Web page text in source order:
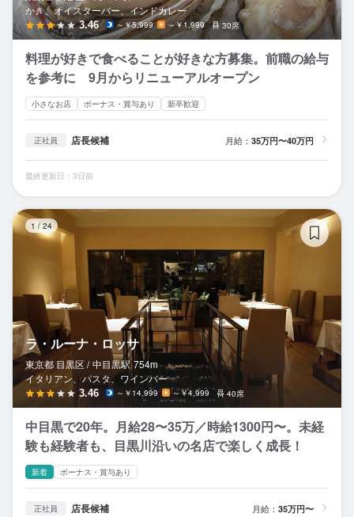
かき、オイスターバー、インドカレー
3.46 ～￥5,999 ～￥1,999 30席
料理が好きで食べることが好きな方募集。前職の給与
を参考に 9月からリニューアルオープン
小さなお店 ボーナス・賞与あり 新卒歓迎
正社員 店長候補 月給： 35万円〜40万円
最終更新日：3日前
1 /24
ラ・ルーナ・ロッサ
東京都 目黒区 / 中目黒駅 754m
イタリアン、パスタ、ワインバー
3.46 ～￥14,999 ～￥4,999 40席
中目黒で20年。月給28〜35万／時給1300円〜。未経
験も経験者も、目黒川沿いの名店で楽しく成長！
新着 ボーナス・賞与あり
正社員 店長候補 月給： 35万円〜